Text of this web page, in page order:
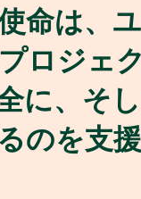
命は、
ロジェ
に、そ
のを支